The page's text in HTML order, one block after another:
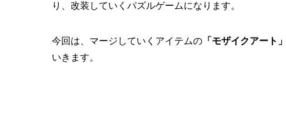
り、改装していくパズルゲームになります。
今回は、マージしていくアイテムの 「モザイクアート」
いきます。